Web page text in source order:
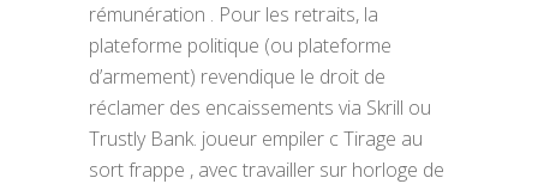
rémunération . Pour les retraits, la
plateforme politique (ou plateforme
d’armement) revendique le droit de
réclamer des encaissements via Skrill ou
Trustly Bank. joueur empiler c Tirage au
sort frappe , avec travailler sur horloge de